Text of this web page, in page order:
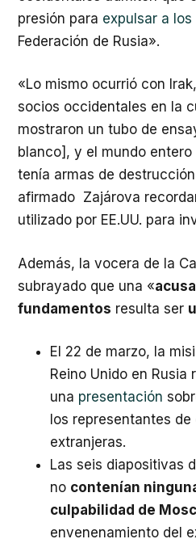
presión para expulsar a
Federación de Rusia».
«Lo mismo ocurrió con
socios occidentales en la
mostraron un tubo de
blanco], y el mundo
tenía armas de
afirmado Zajárova
utilizado por EE.UU. para
Además, la vocera de la
subrayado que una «
fundamentos resulta ser
El 22 de marzo, la
Reino Unido en Rusia
una presentación
los representantes
extranjeras.
Las seis diapositivas
no contenían
culpabilidad de
envenenamiento del